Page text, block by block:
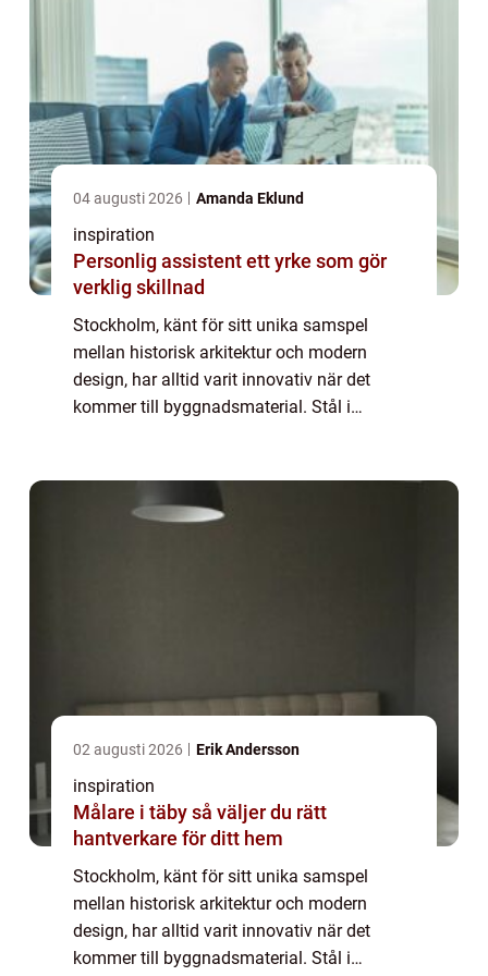
04 augusti 2026 Amanda Eklund
inspiration
Personlig assistent ett yrke som gör
verklig skillnad
Stockholm, känt för sitt unika samspel
mellan historisk arkitektur och modern
design, har alltid varit innovativ när det
kommer till byggnadsmaterial. Stål i
02 augusti 2026 Erik Andersson
inspiration
Målare i täby så väljer du rätt
hantverkare för ditt hem
Stockholm, känt för sitt unika samspel
mellan historisk arkitektur och modern
design, har alltid varit innovativ när det
kommer till byggnadsmaterial. Stål i